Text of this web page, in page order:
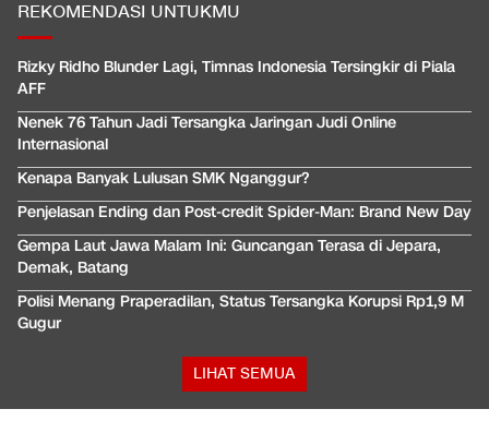
REKOMENDASI UNTUKMU
Rizky Ridho Blunder Lagi, Timnas Indonesia Tersingkir di Piala
AFF
Nenek 76 Tahun Jadi Tersangka Jaringan Judi Online
Internasional
Kenapa Banyak Lulusan SMK Nganggur?
Penjelasan Ending dan Post-credit Spider-Man: Brand New Day
Gempa Laut Jawa Malam Ini: Guncangan Terasa di Jepara,
Demak, Batang
Polisi Menang Praperadilan, Status Tersangka Korupsi Rp1,9 M
Gugur
LIHAT SEMUA